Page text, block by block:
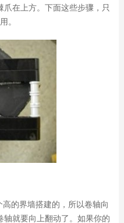
在上方。下面这些步骤，只
。
的界墙搭建的，所以卷轴向
就要向上翻动了。如果你的